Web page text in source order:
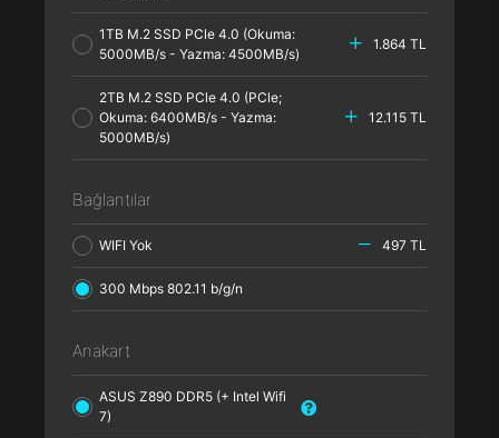
1TB M.2 SSD PCle 4.0 (Okuma:
5000MB/s - Yazma: 4500MB/s)
1.864 TL
2TB M.2 SSD PCle 4.0 (PCle;
Okuma: 6400MB/s - Yazma:
5000MB/s)
12.115 TL
Bağlantılar
WIFI Yok 497 TL
300 Mbps 802.11 b/g/n
Anakart
ASUS Z890 DDR5 (+ Intel Wifi
7)